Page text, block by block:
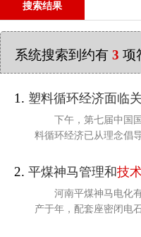
搜索结果
系统搜索到约有 3 项
1. 塑料循环经济面临
下午，第七届中国
料循环经济已从理念倡
2. 平煤神马管理和技
河南平煤神马电化
产于年，配套座密闭电